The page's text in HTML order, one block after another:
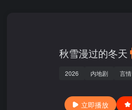
秋雪漫过的冬天
2026 内地剧 言情
立即播放